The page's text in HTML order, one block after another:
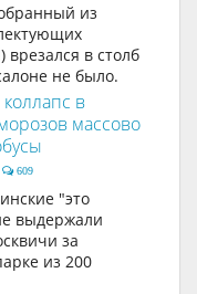
из
врезался в столб
не было.
в
массово
609
"это
выдержали
за
из 200